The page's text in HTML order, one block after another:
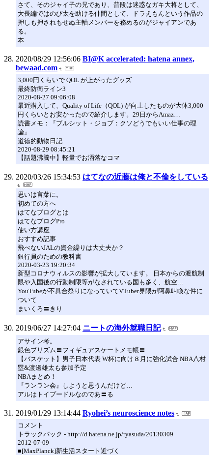
さて、そのジャイ子の兄であり、普段は迷惑なガキ大将として、
大長編ではのび太を助ける仲間として、ドラえもんという作品の
押しも押されもせぬ主軸メンバーを務めるのがジャイアンであ
る。
本
2020/08/29 12:56:06 BI@K accelerated: hatena annex,
bewaad.com
3,000円くらいで QOL が上がったグッズ
最終防衛ライン3
2020-08-27 09:06:08
最近購入して、Quality of Life（QOL) が向上したものが大体3,000
円くらいとお安かったので紹介します。29日からAmaz…
読書メモ：『ブルシット・ジョブ：クソどうでもいい仕事の理
論』
道徳的動物日記
2020-08-29 08:45:21
【話題沸騰中】軽量でお洒落なコマ
2020/03/26 15:34:53 はてなの近藤は俺と不倫をしている
思いは言葉に。
初めての方へ
はてなブログとは
はてなブログPro
使い方講座
おすすめ記事
飛べないJALの資金繰りは大丈夫か？
銀行員のための教科書
2020-03-23 19:20:34
新型コロナウィルスの影響が拡大しています。 日本からの渡航制
限や入国後の行動制限等がなされている国も多く、航空…
YouTubeが不具合祭りになっていてVTuber界隈が阿鼻叫喚な件に
ついて
まいくろ〓きり
2019/06/27 14:27:04 ニートの海外就職日記
アサイン考。
銀色プリズム〓フィギュアスケートメモ帳〓
【バスケット】男子日本代表 W杯に向け８月に強化試合 NBA八村
塁&渡邊雄太も参加予定
NBAまとめ！
『ランラン会』しようと思うんだけど…
アルはトイプードルなのであ〓る
2019/01/29 13:14:44 Ryohei’s neuroscience notes
コメント
トラックバック - http://d.hatena.ne.jp/ryasuda/20130309
2012-07-09
■[MaxPlanck]新生活スタート近づく